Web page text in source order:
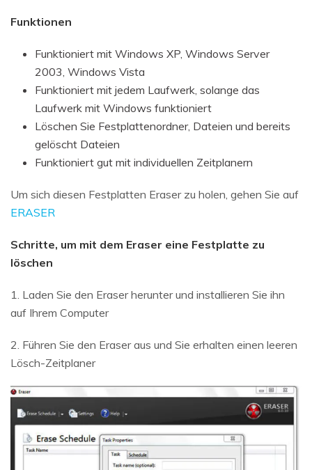
Funktionen
Funktioniert mit Windows XP, Windows Server
2003, Windows Vista
Funktioniert mit jedem Laufwerk, solange das
Laufwerk mit Windows funktioniert
Löschen Sie Festplattenordner, Dateien und bereits
gelöscht Dateien
Funktioniert gut mit individuellen Zeitplanern
Um sich diesen Festplatten Eraser zu holen, gehen Sie auf
ERASER
Schritte, um mit dem Eraser eine Festplatte zu
löschen
1. Laden Sie den Eraser herunter und installieren Sie ihn
auf Ihrem Computer
2. Führen Sie den Eraser aus und Sie erhalten einen leeren
Lösch-Zeitplaner